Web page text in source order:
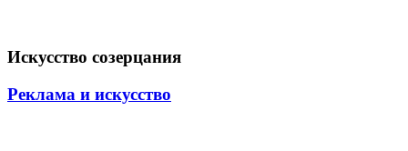
Искусство созерцания
Реклама и искусство